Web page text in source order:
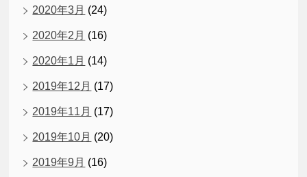
2020年3月 (24)
2020年2月 (16)
2020年1月 (14)
2019年12月 (17)
2019年11月 (17)
2019年10月 (20)
2019年9月 (16)